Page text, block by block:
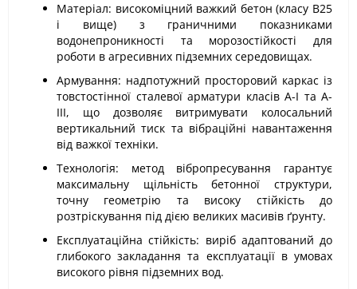
Матеріал: високоміцний важкий бетон (класу В25
і вище) з граничними показниками
водонепроникності та морозостійкості для
роботи в агресивних підземних середовищах.
Армування: надпотужний просторовий каркас із
товстостінної сталевої арматури класів А-I та А-
III, що дозволяє витримувати колосальний
вертикальний тиск та вібраційні навантаження
від важкої техніки.
Технологія: метод вібропресування гарантує
максимальну щільність бетонної структури,
точну геометрію та високу стійкість до
розтріскування під дією великих масивів ґрунту.
Експлуатаційна стійкість: виріб адаптований до
глибокого закладання та експлуатації в умовах
високого рівня підземних вод.